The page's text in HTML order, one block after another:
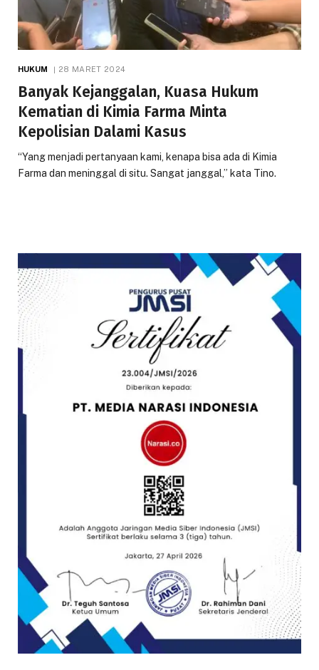
HUKUM 28 MARET 2024
Banyak Kejanggalan, Kuasa Hukum
Kematian di Kimia Farma Minta
Kepolisian Dalami Kasus
“Yang menjadi pertanyaan kami, kenapa bisa ada di Kimia
Farma dan meninggal di situ. Sangat janggal,” kata Tino.